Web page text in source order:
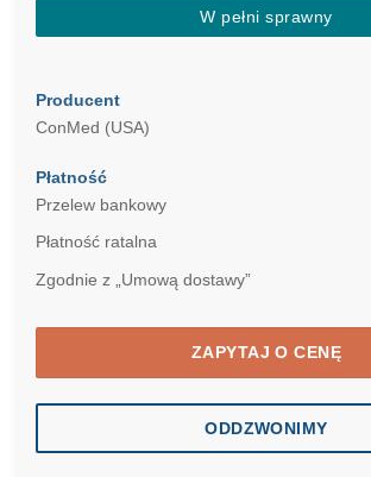
W pełni sprawny
Producent
ConMed (USA)
Płatność
Przelew bankowy
Płatność ratalna
Zgodnie z „Umową dostawy”
ZAPYTAJ O CENĘ
ODDZWONIMY